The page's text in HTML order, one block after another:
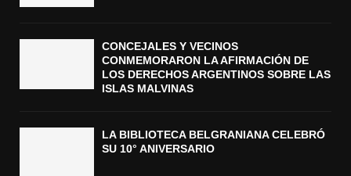
CONCEJALES Y VECINOS
CONMEMORARON LA AFIRMACIÓN DE
LOS DERECHOS ARGENTINOS SOBRE LAS
ISLAS MALVINAS
LA BIBLIOTECA BELGRANIANA CELEBRÓ
SU 10° ANIVERSARIO